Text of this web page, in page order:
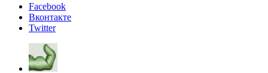
Facebook
Вконтакте
Twitter